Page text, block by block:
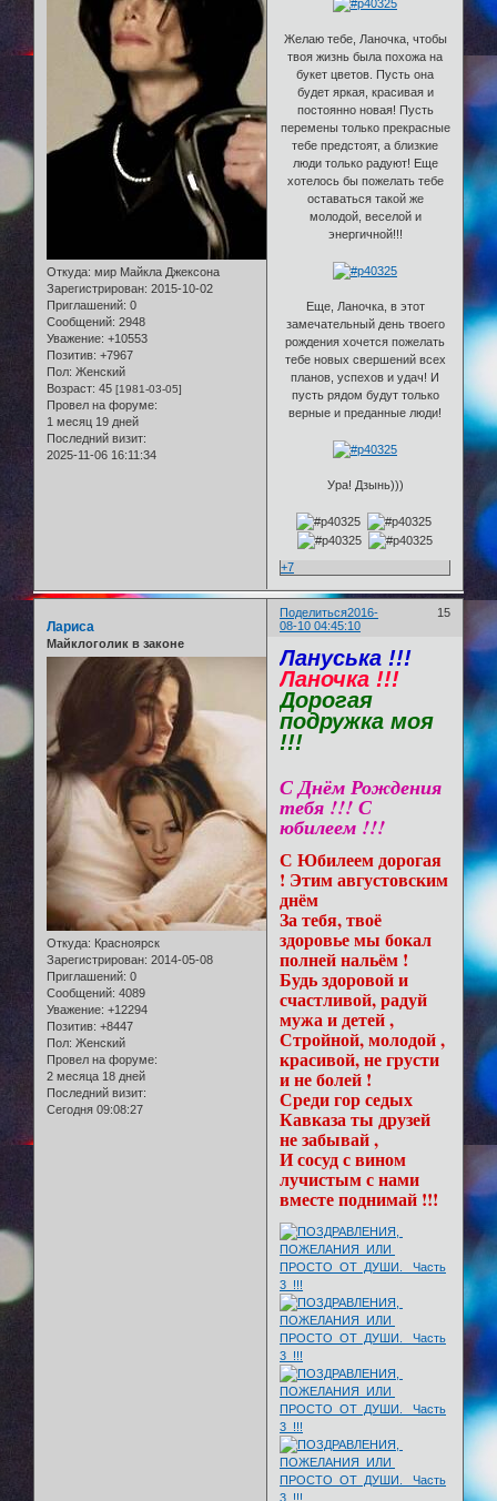
Откуда: мир Майкла Джексона
Зарегистрирован: 2015-10-02
Приглашений: 0
Сообщений: 2948
Уважение: +10553
Позитив: +7967
Пол: Женский
Возраст: 45 [1981-03-05]
Провел на форуме:
1 месяц 19 дней
Последний визит:
2025-11-06 16:11:34
Желаю тебе, Ланочка, чтобы
твоя жизнь была похожа на
букет цветов. Пусть она
будет яркая, красивая и
постоянно новая! Пусть
перемены только прекрасные
тебе предстоят, а близкие
люди только радуют! Еще
хотелось бы пожелать тебе
оставаться такой же
молодой, веселой и
энергичной!!!
Еще, Ланочка, в этот
замечательный день твоего
рождения хочется пожелать
тебе новых свершений всех
планов, успехов и удач! И
пусть рядом будут только
верные и преданные люди!
Ура! Дзынь)))
+7
Поделиться 15
2016-
08-10 04:45:10
Лариса
Майклоголик в законе
Откуда: Красноярск
Зарегистрирован: 2014-05-08
Приглашений: 0
Сообщений: 4089
Уважение: +12294
Позитив: +8447
Пол: Женский
Провел на форуме:
2 месяца 18 дней
Последний визит:
Сегодня 09:08:27
Лануська !!!
Ланочка !!!
Дорогая
подружка моя
!!!
С Днём Рождения
тебя !!! С
юбилеем !!!
С Юбилеем дорогая
! Этим августовским
днём
За тебя, твоё
здоровье мы бокал
полней нальём !
Будь здоровой и
счастливой, радуй
мужа и детей ,
Стройной, молодой ,
красивой, не грусти
и не болей !
Среди гор седых
Кавказа ты друзей
не забывай ,
И сосуд с вином
лучистым с нами
вместе поднимай !!!